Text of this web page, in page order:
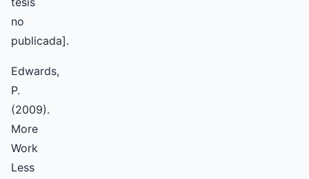
no
publicada].
Edwards,
P.
(2009).
More
Work
Less